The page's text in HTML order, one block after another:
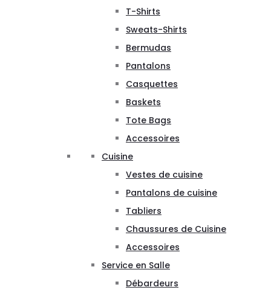
T-Shirts
Sweats-Shirts
Bermudas
Pantalons
Casquettes
Baskets
Tote Bags
Accessoires
Cuisine
Vestes de cuisine
Pantalons de cuisine
Tabliers
Chaussures de Cuisine
Accessoires
Service en Salle
Débardeurs